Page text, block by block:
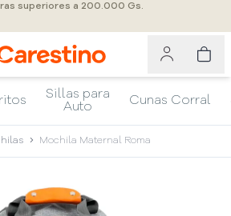
superiores a 200.000 Gs.
Sillas para
Auto
Cunas Corral
Mochila Maternal Roma